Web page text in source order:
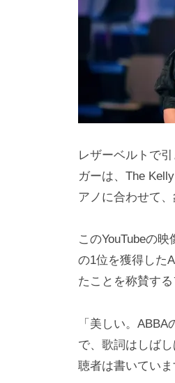
レザーベルトで
ガーは、The
アノに合わせて
このYouTubeの
の1位を獲得した
たことを称賛す
「美しい。
で、歌詞はしば
聴者は書いていま